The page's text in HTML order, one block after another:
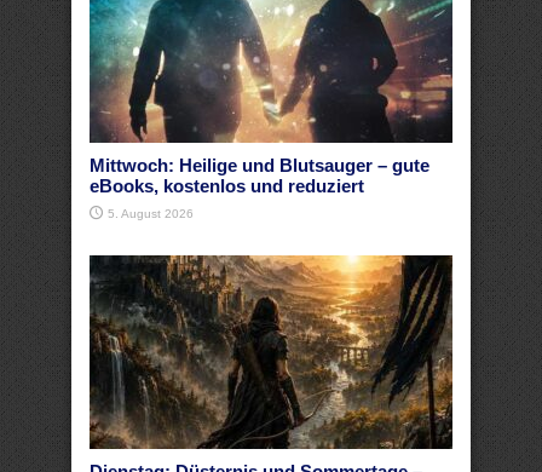
Mittwoch: Heilige und Blutsauger – gute
eBooks, kostenlos und reduziert
5. August 2026